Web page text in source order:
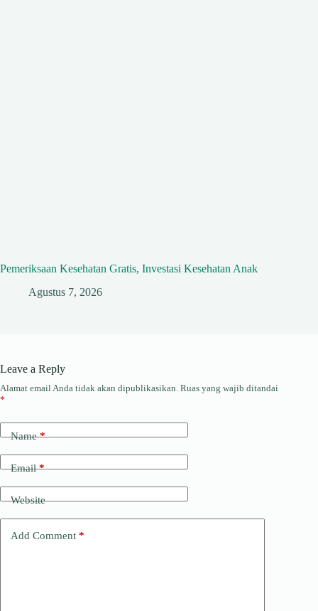
Pemeriksaan Kesehatan Gratis, Investasi Kesehatan Anak
Agustus 7, 2026
Leave a Reply
Alamat email Anda tidak akan dipublikasikan. Ruas yang wajib ditandai
*
Name*
Email*
Website
Add Comment *